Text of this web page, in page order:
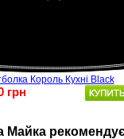
Король Кухні Black
грн
Майка